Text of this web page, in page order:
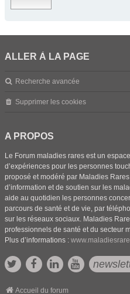
ALLER À LA PAGE
Recherche avancée
Supprimer les cookies
A PROPOS
Le Forum maladies rares est un
d’expériences pour les personnes
proposé et modéré par Maladies
d’information et de soutien sur les
aide au quotidien les personnes
parcours de santé et de vie, par
sur les réseaux sociaux. Maladies
professionnels de santé et du secteur
Plus d’informations :
Accueil du forum